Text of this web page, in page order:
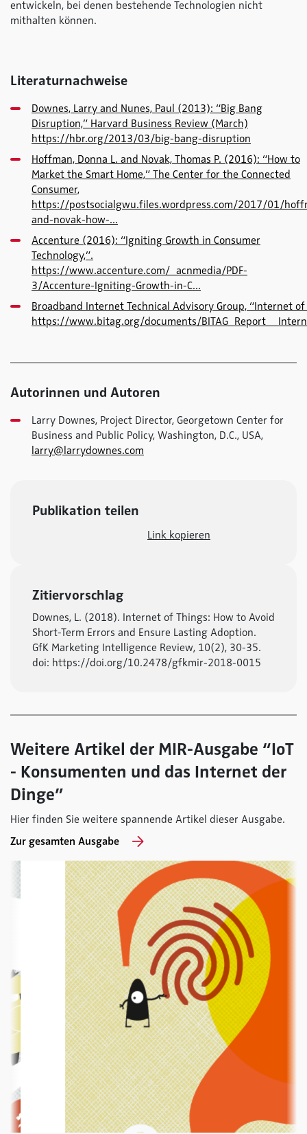
entwickeln, bei denen bestehende Technologien nicht
mithalten können.
Literaturnachweise
Downes, Larry and Nunes, Paul (2013): “Big Bang
Disruption,” Harvard Business Review (March)
https://hbr.org/2013/03/big-bang-disruption
Hoffman, Donna L. and Novak, Thomas P. (2016): “How to
Market the Smart Home,” The Center for the Connected
Consumer,
https://postsocialgwu.files.wordpress.com/2017/01/
and-novak-how-...
Accenture (2016): “Igniting Growth in Consumer
Technology,”.
https://www.accenture.com/_acnmedia/PDF-
3/Accenture-Igniting-Growth-in-C...
Broadband Internet Technical Advisory Group, “Internet
https://www.bitag.org/documents/
Autorinnen und Autoren
Larry Downes, Project Director, Georgetown Center for
Business and Public Policy, Washington, D.C., USA,
larry@larrydownes.com
Publikation teilen
Link kopieren
Zitiervorschlag
Downes, L. (2018). Internet of Things: How to Avoid
Short-Term Errors and Ensure Lasting Adoption.
GfK Marketing Intelligence Review, 10(2), 30-35.
doi: https://doi.org/10.2478/gfkmir-2018-0015
Weitere Artikel der MIR-Ausgabe “IoT
- Konsumenten und das Internet der
Dinge”
Hier finden Sie weitere spannende Artikel dieser Ausgabe.
Zur gesamten Ausgabe